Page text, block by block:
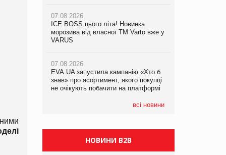
07.08.2026
ICE BOSS цього літа! Новинка
морозива від власної ТМ Varto вже у
VARUS
07.08.2026
EVA.UA запустила кампанію «Хто б
знав» про асортимент, якого покупці
не очікують побачити на платформі
всі новини
06.08.2026
Смачна новинка для хвостатих: у
VARUS з’явилися паучі Varto Paw
05.08.2026
Мережа супермаркетів VARUS купує
мережу магазинів формату
компанія налічуватиме 374 магазини
07.08.2026
Франція заборонила рекламні дзвінки
НОВИНИ B2B